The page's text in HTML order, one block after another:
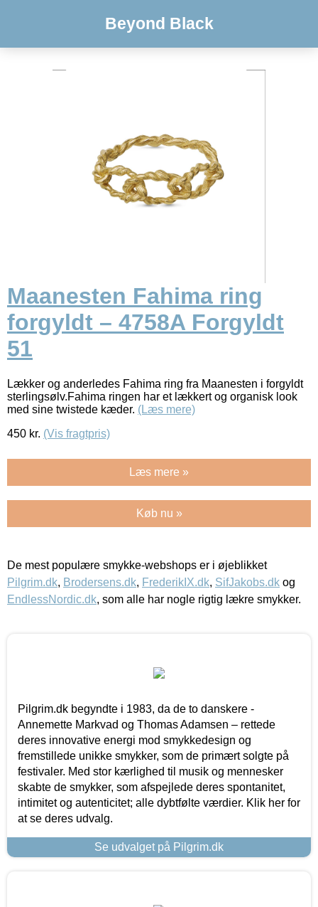
Beyond Black
Maanesten Fahima ring
forgyldt – 4758A Forgyldt
51
Lækker og anderledes Fahima ring fra Maanesten i forgyldt
sterlingsølv.Fahima ringen har et lækkert og organisk look
med sine twistede kæder. (Læs mere)
450 kr. (Vis fragtpris)
Læs mere »
Køb nu »
De mest populære smykke-webshops er i øjeblikket
Pilgrim.dk, Brodersens.dk, FrederikIX.dk, SifJakobs.dk og
EndlessNordic.dk, som alle har nogle rigtig lækre smykker.
Pilgrim.dk begyndte i 1983, da de to danskere -
Annemette Markvad og Thomas Adamsen – rettede
deres innovative energi mod smykkedesign og
fremstillede unikke smykker, som de primært solgte på
festivaler. Med stor kærlighed til musik og mennesker
skabte de smykker, som afspejlede deres spontanitet,
intimitet og autenticitet; alle dybtfølte værdier. Klik her for
at se deres udvalg.
Se udvalget på Pilgrim.dk